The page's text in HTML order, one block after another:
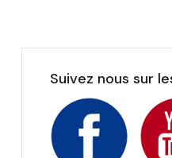
Suivez nous sur